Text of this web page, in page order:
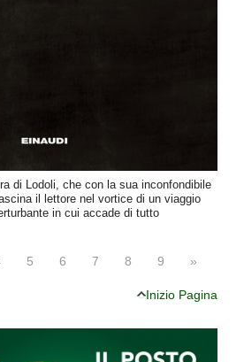
di Lodoli, che con la sua inconfondibile
il lettore nel vortice di un viaggio
in cui accade di tutto
5 6 7 8 9 »
Inizio Pagina